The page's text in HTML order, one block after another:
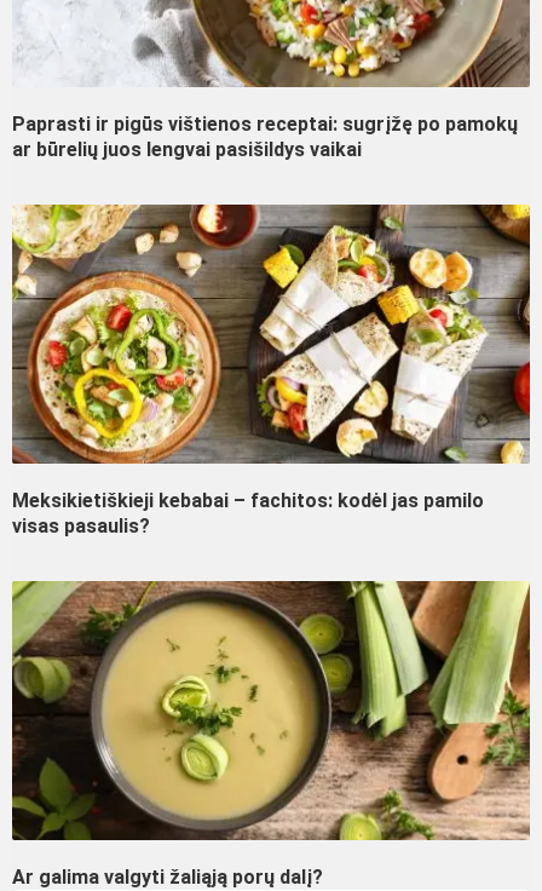
Paprasti ir pigūs vištienos receptai: sugrįžę po pamokų
ar būrelių juos lengvai pasišildys vaikai
Meksikietiškieji kebabai – fachitos: kodėl jas pamilo
visas pasaulis?
Ar galima valgyti žaliąją porų dalį?